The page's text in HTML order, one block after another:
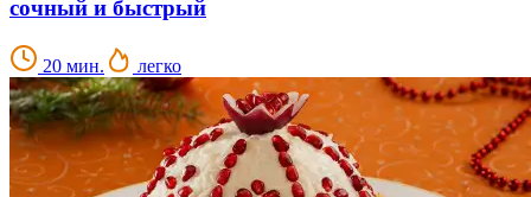
сочный и быстрый
20 мин. легко